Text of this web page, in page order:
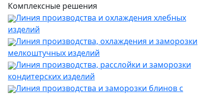
Комплексные решения
Линия производства и охлаждения хлебных
изделий
Линия производства, охлаждения и заморозки
мелкоштучных изделий
Линия производства, расслойки и заморозки
кондитерских изделий
Линия производства и заморозки блинов с